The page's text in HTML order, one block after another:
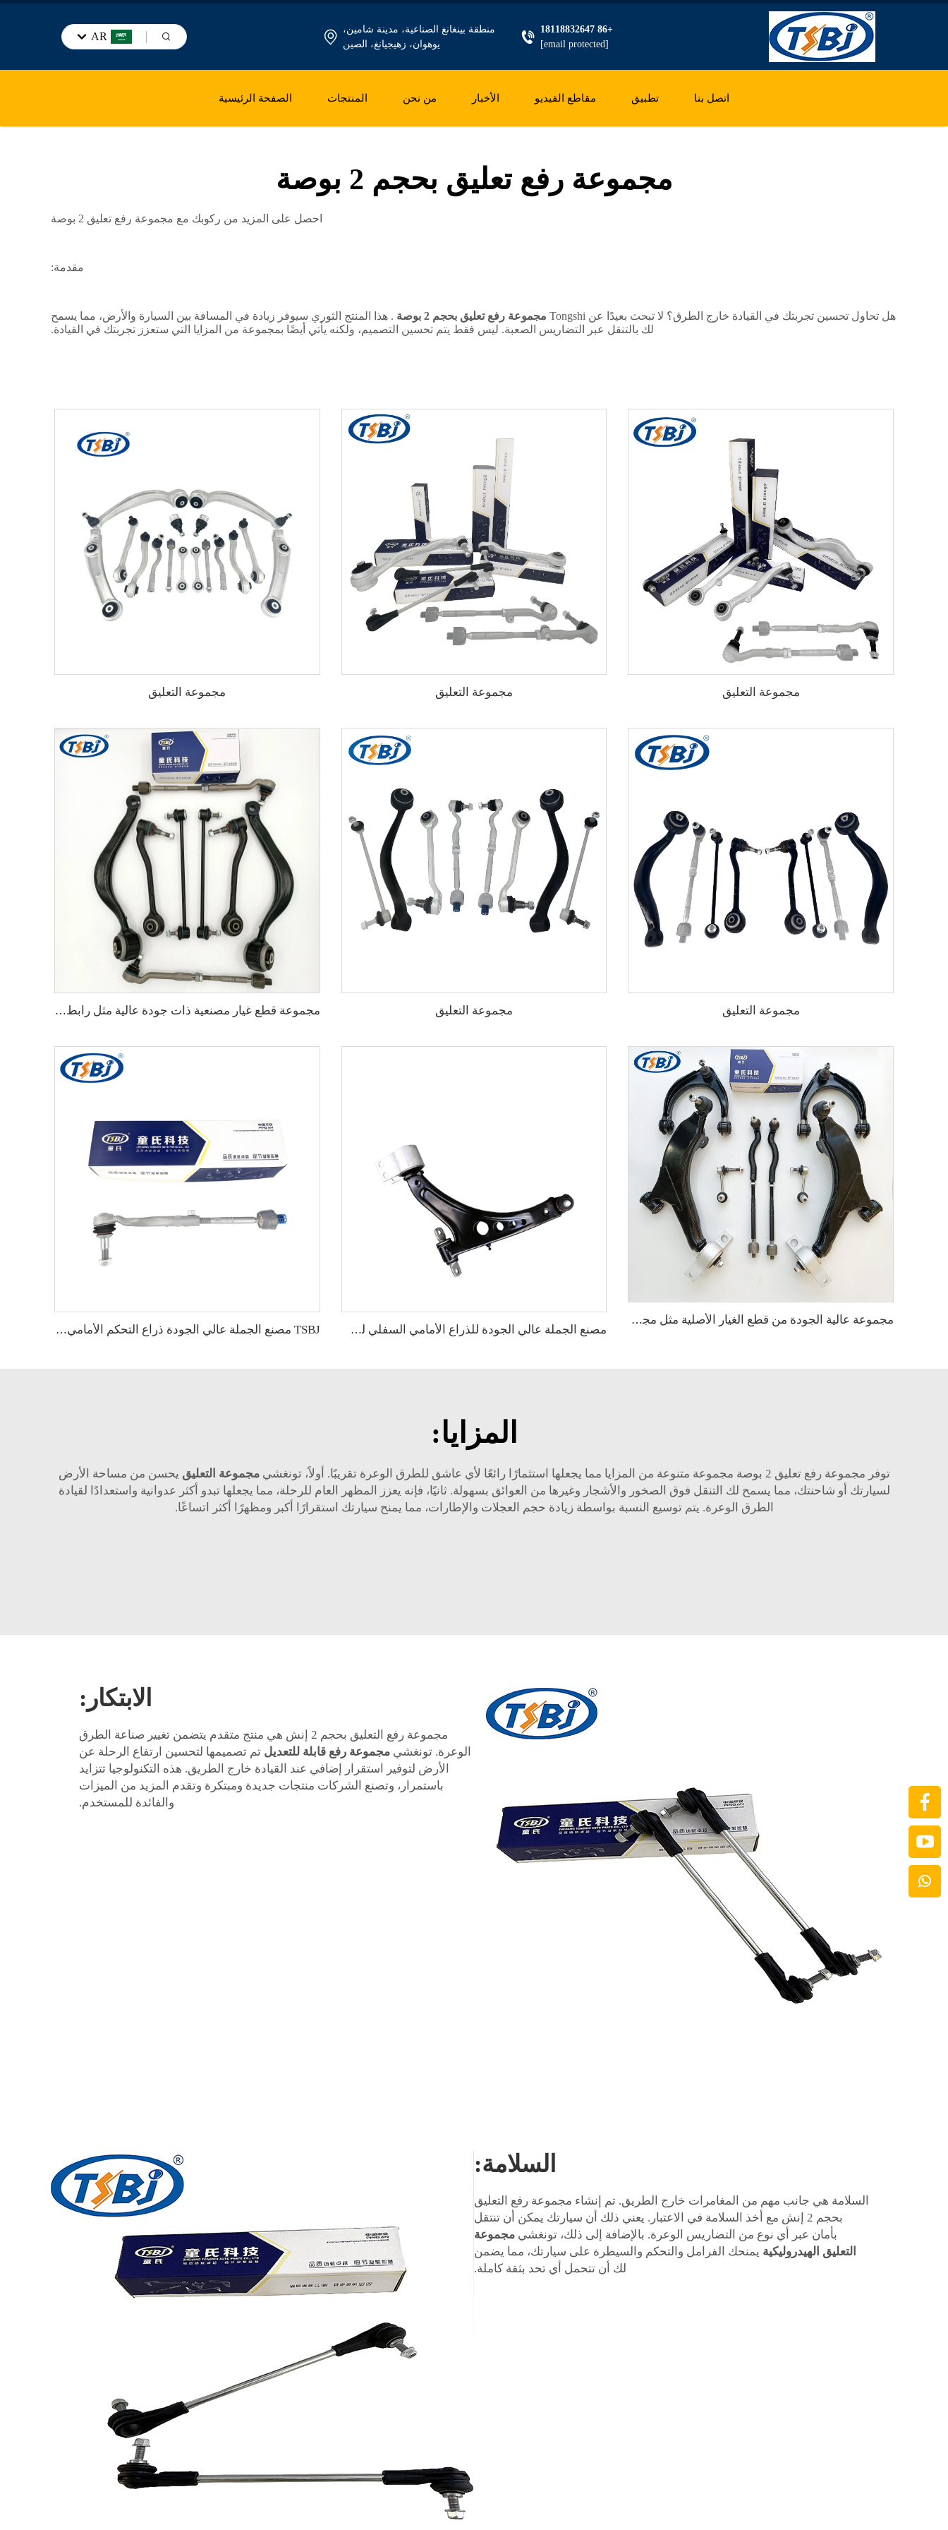
+86 18118832647
[email protected]
منطقة بينغانغ الصناعية، مدينة شامين،
يوهوان، زهيجيانغ، الصين
AR
الصفحة الرئيسية المنتجات من نحن الأخبار مقاطع الفيديو تطبيق اتصل بنا
مجموعة رفع تعليق بحجم 2 بوصة
احصل على المزيد من ركوبك مع مجموعة رفع تعليق 2 بوصة
مقدمة:
هل تحاول تحسين تجربتك في القيادة خارج الطرق؟ لا تبحث بعيدًا عن Tongshi مجموعة رفع تعليق بحجم 2 بوصة
. هذا المنتج الثوري سيوفر زيادة في المسافة بين السيارة والأرض، مما يسمح
لك بالتنقل عبر التضاريس الصعبة. ليس فقط يتم تحسين التصميم، ولكنه يأتي أيضًا بمجموعة من المزايا التي ستعزز تجربتك في القيادة.
مجموعة التعليق مجموعة التعليق مجموعة التعليق
مجموعة التعليق مجموعة التعليق مجموعة قطع غيار مصنعية ذات جودة عالية مثل رابط العجلة وموصل الكرسي والذراع التحكم لسيارات بي إم دبليو X5 E53 أصلي 31121096170 31126760276
مجموعة عالية الجودة من قطع الغيار الأصلية مثل مجموعة اتصال الكرة وذراع التحكم لسيارات FAW HONGQI
مصنع الجملة عالي الجودة للذراع الأمامي السفلي لسيارات شيفروليه مالibu الأصلي OE 23421068 23421069
TSBJ مصنع الجملة عالي الجودة ذراع التحكم الأمامي السفلي لسيارات بي إم دبليو سلسلة 5 G38 الأصلي 32106868688 32106868689
المزايا:
توفر مجموعة رفع تعليق 2 بوصة مجموعة متنوعة من المزايا مما يجعلها استثمارًا رائعًا لأي عاشق للطرق الوعرة تقريبًا. أولاً، تونغشي مجموعة التعليق يحسن من مساحة الأرض
لسيارتك أو شاحنتك، مما يسمح لك التنقل فوق الصخور والأشجار وغيرها من العوائق بسهولة. ثانيًا، فإنه يعزز المظهر العام للرحلة، مما يجعلها تبدو أكثر عدوانية واستعدادًا لقيادة
الطرق الوعرة. يتم توسيع النسبة بواسطة زيادة حجم العجلات والإطارات، مما يمنح سيارتك استقرارًا أكبر ومظهرًا أكثر اتساعًا.
الابتكار:
مجموعة رفع التعليق بحجم 2 إنش هي منتج متقدم يتضمن تغيير صناعة الطرق
الوعرة. تونغشي مجموعة رفع قابلة للتعديل تم تصميمها لتحسين ارتفاع الرحلة عن
الأرض لتوفير استقرار إضافي عند القيادة خارج الطريق. هذه التكنولوجيا تتزايد
باستمرار، وتصنع الشركات منتجات جديدة ومبتكرة وتقدم المزيد من الميزات
والفائدة للمستخدم.
السلامة:
السلامة هي جانب مهم من المغامرات خارج الطريق. تم إنشاء مجموعة رفع التعليق
بحجم 2 إنش مع أخذ السلامة في الاعتبار. يعني ذلك أن سيارتك يمكن أن تنتقل
بأمان عبر أي نوع من التضاريس الوعرة. بالإضافة إلى ذلك، تونغشي مجموعة
التعليق الهيدروليكية يمنحك الفرامل والتحكم والسيطرة على سيارتك، مما يضمن
لك أن تتحمل أي تحد بثقة كاملة.